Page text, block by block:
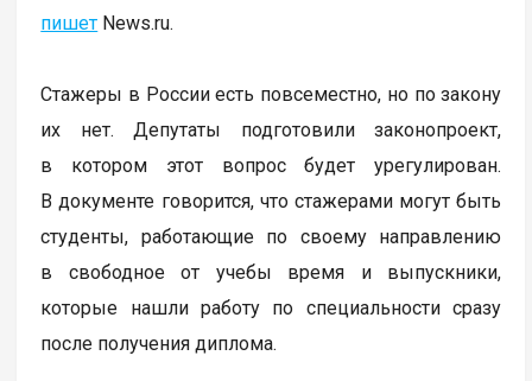
пишет News.ru.
Стажеры в России есть повсеместно, но по закону
их нет. Депутаты подготовили законопроект,
в котором этот вопрос будет урегулирован.
В документе говорится, что стажерами могут быть
студенты, работающие по своему направлению
в свободное от учебы время и выпускники,
которые нашли работу по специальности сразу
после получения диплома.